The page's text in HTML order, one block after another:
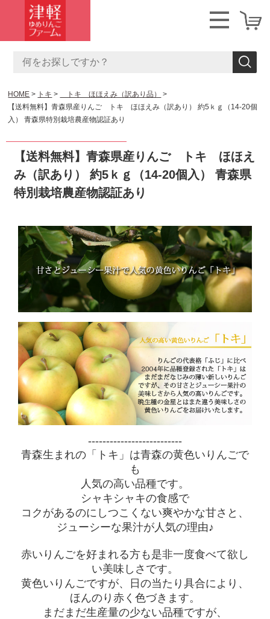
HOME トキ
トキ ほほえみ（訳あり品）
【送料無料】青森県産りんご トキ ほほえみ（訳あり） 約5ｋｇ（14-20個
入） 青森県特別栽培農産物認証あり
【送料無料】青森県産りんご トキ ほほえ
み（訳あり） 約5ｋｇ（14-20個入） 青森県
特別栽培農産物認証あり
--------------------------
青森生まれの「トキ」は青森の黄色いりんごで
も
人気の高い品種です。
シャキシャキの食感で
コクがあるのにしつこくない爽やかな甘さと、
ジューシーな果汁が人気の理由♪
赤いりんごを好まれる方も是非一度食べて欲し
い美味しさです。
黄色いりんごですが、日の当たり具合により、
ほんのり赤く色づきます。
まだまだ生産量の少ない品種ですが、